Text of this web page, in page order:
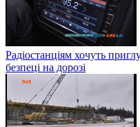
Радіостанціям хочуть
безпеці на дорозі